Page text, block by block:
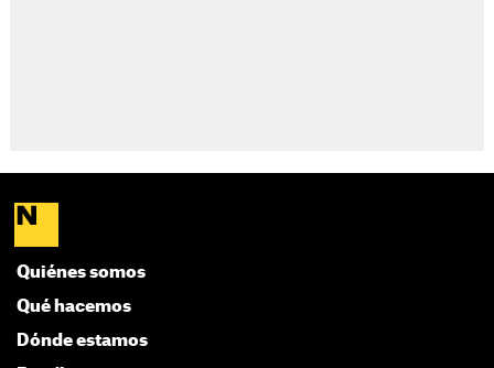
Quiénes somos
Qué hacemos
Dónde estamos